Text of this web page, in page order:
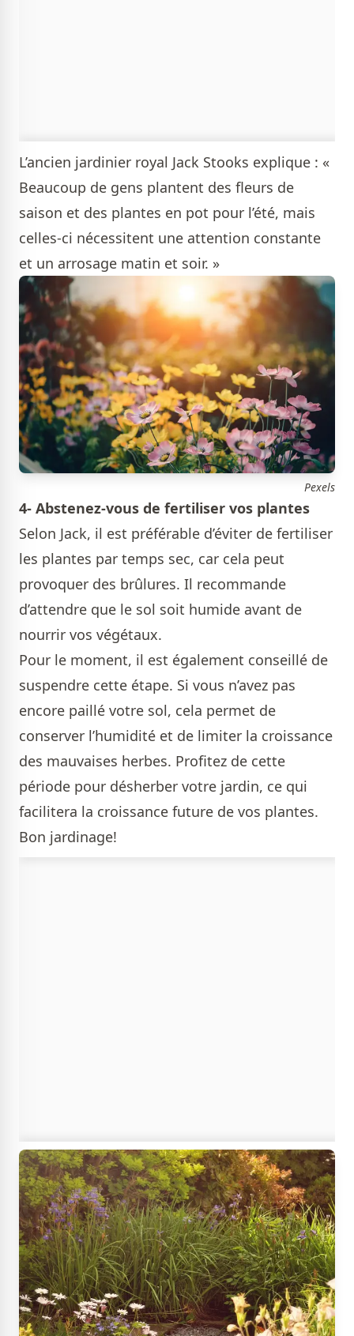
L’ancien jardinier royal Jack Stooks explique : «
Beaucoup de gens plantent des fleurs de
saison et des plantes en pot pour l’été, mais
celles-ci nécessitent une attention constante
et un arrosage matin et soir. »
Pexels
4- Abstenez-vous de fertiliser vos plantes
Selon Jack, il est préférable d’éviter de fertiliser
les plantes par temps sec, car cela peut
provoquer des brûlures. Il recommande
d’attendre que le sol soit humide avant de
nourrir vos végétaux.
Pour le moment, il est également conseillé de
suspendre cette étape. Si vous n’avez pas
encore paillé votre sol, cela permet de
conserver l’humidité et de limiter la croissance
des mauvaises herbes. Profitez de cette
période pour désherber votre jardin, ce qui
facilitera la croissance future de vos plantes.
Bon jardinage!